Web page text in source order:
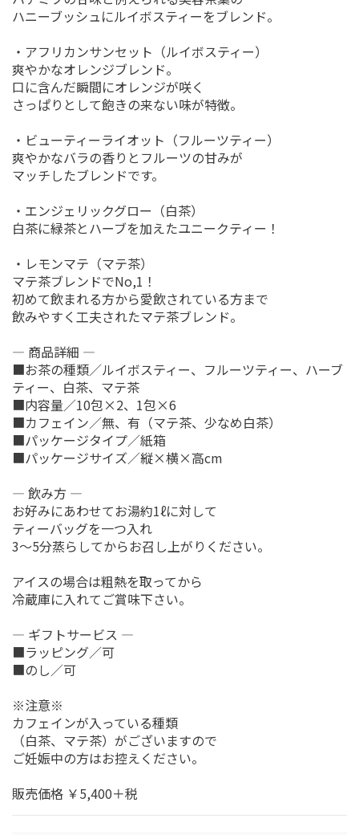
ハニーブッシュにルイボスティーをブレンド。
・アフリカンサンセット（ルイボスティー）
爽やかなオレンジブレンド。
口に含んだ瞬間にオレンジが咲く
さっぱりとして飽きの来ない味が特徴。
・ビューティーライオット（フルーツティー）
爽やかなバラの香りとフルーツの甘みが
マッチしたブレンドです。
・エンジェリックグロー（白茶）
白茶に緑茶とハーブを加えたユニークティー！
・レモンマテ（マテ茶）
マテ茶ブレンドでNo,1！
初めて飲まれる方から愛飲されている方まで
飲みやすく工夫されたマテ茶ブレンド。
― 商品詳細 ―
■お茶の種類／ルイボスティー、フルーツティー、ハーブ
ティー、白茶、マテ茶
■内容量／10包×2、1包×6
■カフェイン／無、有（マテ茶、少なめ白茶）
■パッケージタイプ／紙箱
■パッケージサイズ／縦×横×高cm
― 飲み方 ―
お好みにあわせてお湯約1ℓに対して
ティーバッグを一つ入れ
3～5分蒸らしてからお召し上がりください。
アイスの場合は粗熱を取ってから
冷蔵庫に入れてご賞味下さい。
― ギフトサービス ―
■ラッピング／可
■のし／可
※注意※
カフェインが入っている種類
（白茶、マテ茶）がございますので
ご妊娠中の方はお控えください。
販売価格 ￥5,400＋税